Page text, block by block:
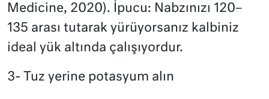
Medicine, 2020). İpucu: Nabzınızı 120–
135 arası tutarak yürüyorsanız kalbiniz
ideal yük altında çalışıyordur.
3- Tuz yerine potasyum alın